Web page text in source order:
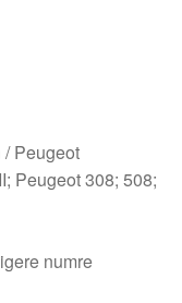
Peugeot
Peugeot 308; 508;
numre